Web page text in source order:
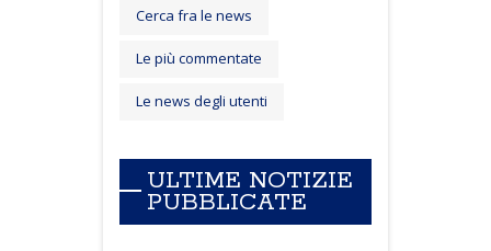
Cerca fra le news
Le più commentate
Le news degli utenti
ULTIME NOTIZIE
PUBBLICATE